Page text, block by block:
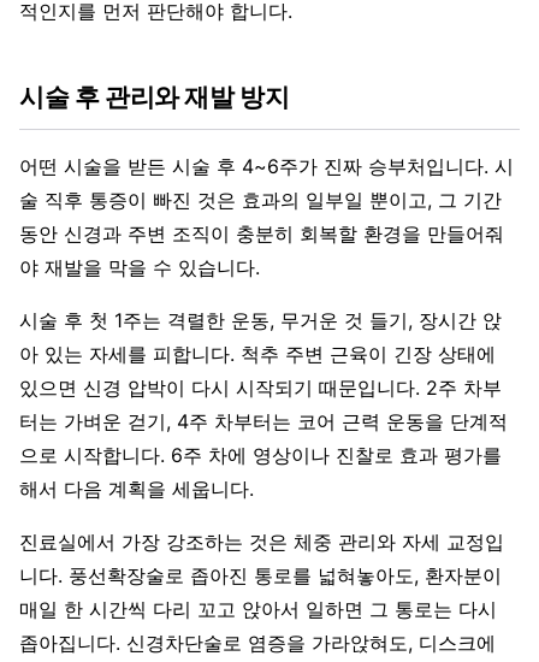
적인지를 먼저 판단해야 합니다.
시술 후 관리와 재발 방지
어떤 시술을 받든 시술 후 4~6주가 진짜 승부처입니다. 시
술 직후 통증이 빠진 것은 효과의 일부일 뿐이고, 그 기간
동안 신경과 주변 조직이 충분히 회복할 환경을 만들어줘
야 재발을 막을 수 있습니다.
시술 후 첫 1주는 격렬한 운동, 무거운 것 들기, 장시간 앉
아 있는 자세를 피합니다. 척추 주변 근육이 긴장 상태에
있으면 신경 압박이 다시 시작되기 때문입니다. 2주 차부
터는 가벼운 걷기, 4주 차부터는 코어 근력 운동을 단계적
으로 시작합니다. 6주 차에 영상이나 진찰로 효과 평가를
해서 다음 계획을 세웁니다.
진료실에서 가장 강조하는 것은 체중 관리와 자세 교정입
니다. 풍선확장술로 좁아진 통로를 넓혀놓아도, 환자분이
매일 한 시간씩 다리 꼬고 앉아서 일하면 그 통로는 다시
좁아집니다. 신경차단술로 염증을 가라앉혀도, 디스크에